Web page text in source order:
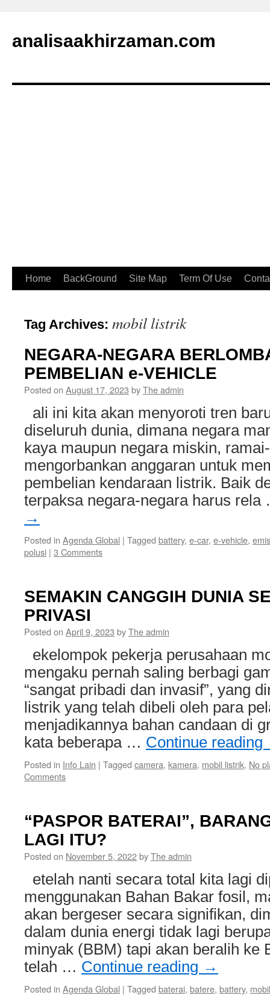
analisaakhirzaman.com
Home BackGround Site Map Term Of Use
Tag Archives: mobil listrik
NEGARA-NEGARA
PEMBELIAN e-VEHICLE
Posted on August 17, 2023 byThe admin
ali ini kita akan menyoroti tren
diseluruh dunia, dimana negara
kaya maupun negara miskin,
mengorbankan anggaran untuk
pembelian kendaraan listrik. Baik
terpaksa negara-negara harus
→
Posted in Agenda Global | Tagged battery, e-car, e-vehicle,
polusi | 3 Comments
SEMAKIN CANGGIH DUNIA
PRIVASI
Posted on April 9, 2023 byThe admin
ekelompok pekerja perusahaan
mengaku pernah saling berbagi
“sangat pribadi dan invasif”, yang
listrik yang telah dibeli oleh para
menjadikannya bahan candaan di
kata beberapa … Continue reading
Posted in Info Lain | Tagged camera, kamera, mobil listrik, No
Comments
“PASPOR BATERAI”,
LAGI ITU?
Posted on November 5, 2022byThe admin
etelah nanti secara total kita lagi
menggunakan Bahan Bakar fosil,
akan bergeser secara signifikan,
dalam dunia energi tidak lagi
minyak (BBM) tapi akan beralih ke
telah … Continue reading →
Posted in Agenda Global | Tagged baterai, batere, battery,